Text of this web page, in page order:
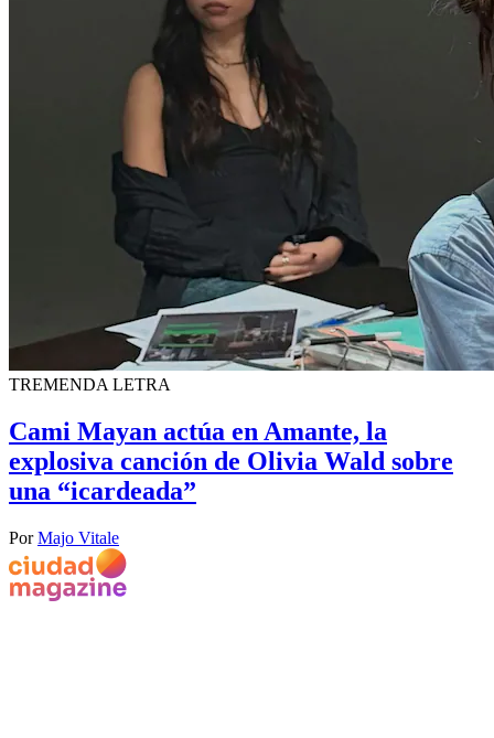
TREMENDA LETRA
Cami Mayan actúa en Amante, la
explosiva canción de Olivia Wald sobre
una “icardeada”
PorMajo Vitale